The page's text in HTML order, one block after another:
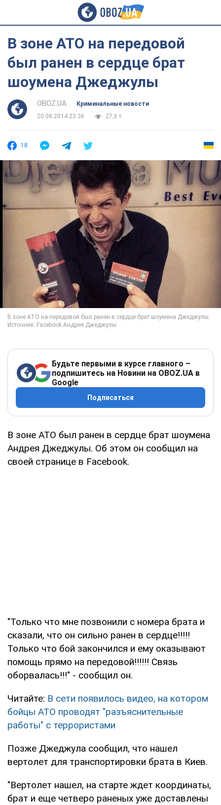
В зоне АТО на передовой
был ранен в сердце брат
шоумена Джеджулы
OBOZ.UA
Криминальные новости
20.08.2014 23:36
27,6 т.
18
Будьте первыми в курсе главного –
подпишитесь на Новини на OBOZ.UA в
Google
Подписаться
В зоне АТО был ранен в сердце брат шоумена
Андрея Джеджулы. Об этом он сообщил на
своей странице в Facebook.
"Только что мне позвонили с номера брата и
сказали, что он сильно ранен в сердце!!!!!
Только что бой закончился и ему оказывают
помощь прямо на передовой!!!!!! Связь
оборвалась!!!" - сообщил он.
Читайте: В сети появилось видео, на котором
бойцы АТО проводят "разъяснительные
работы" с террористами
Позже Джеджула сообщил, что нашел
вертолет для транспортировки брата в Киев.
"Вертолет нашел, на старте ждет координаты,
брат и еще четверо раненых уже доставлены